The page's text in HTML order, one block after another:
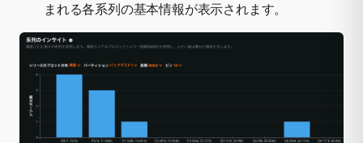
まれる各系列の基本情報が表示されます。